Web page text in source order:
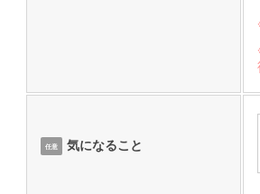
任意 気になること